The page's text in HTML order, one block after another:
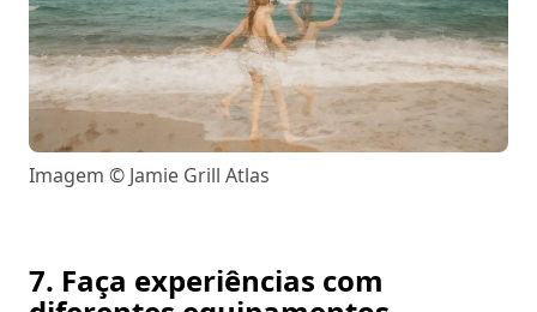
Imagem © Jamie Grill Atlas
7. Faça experiências com